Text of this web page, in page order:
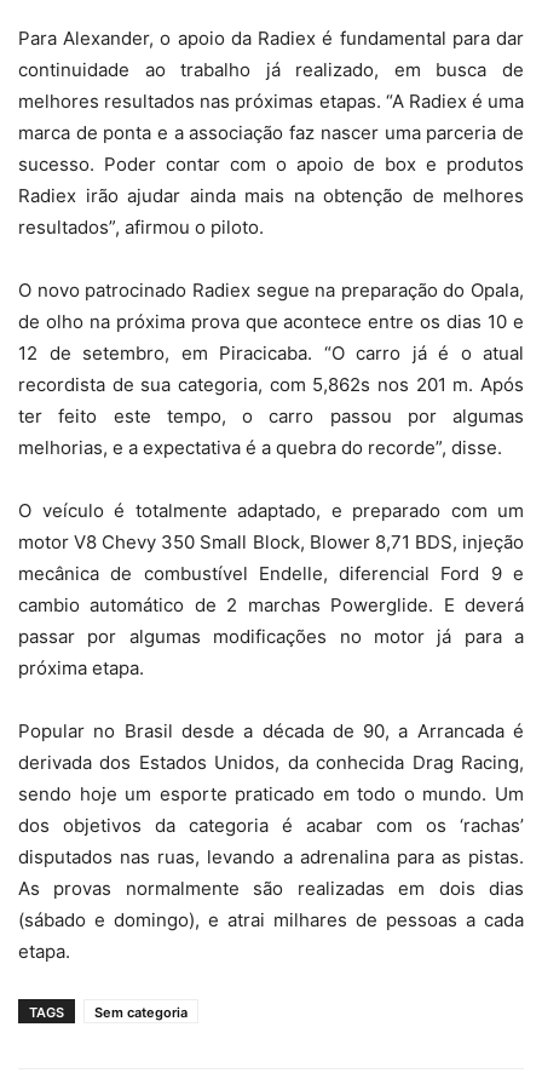
Para Alexander, o apoio da Radiex é fundamental para dar
continuidade ao trabalho já realizado, em busca de
melhores resultados nas próximas etapas. “A Radiex é uma
marca de ponta e a associação faz nascer uma parceria de
sucesso. Poder contar com o apoio de box e produtos
Radiex irão ajudar ainda mais na obtenção de melhores
resultados”, afirmou o piloto.
O novo patrocinado Radiex segue na preparação do Opala,
de olho na próxima prova que acontece entre os dias 10 e
12 de setembro, em Piracicaba. “O carro já é o atual
recordista de sua categoria, com 5,862s nos 201 m. Após
ter feito este tempo, o carro passou por algumas
melhorias, e a expectativa é a quebra do recorde”, disse.
O veículo é totalmente adaptado, e preparado com um
motor V8 Chevy 350 Small Block, Blower 8,71 BDS, injeção
mecânica de combustível Endelle, diferencial Ford 9 e
cambio automático de 2 marchas Powerglide. E deverá
passar por algumas modificações no motor já para a
próxima etapa.
Popular no Brasil desde a década de 90, a Arrancada é
derivada dos Estados Unidos, da conhecida Drag Racing,
sendo hoje um esporte praticado em todo o mundo. Um
dos objetivos da categoria é acabar com os ‘rachas’
disputados nas ruas, levando a adrenalina para as pistas.
As provas normalmente são realizadas em dois dias
(sábado e domingo), e atrai milhares de pessoas a cada
etapa.
TAGS Sem categoria